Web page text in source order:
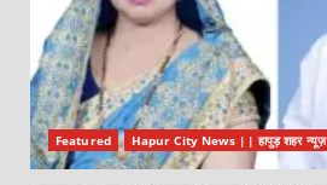
Featured Hapur City News || हापुड़ शहर न्यूज़